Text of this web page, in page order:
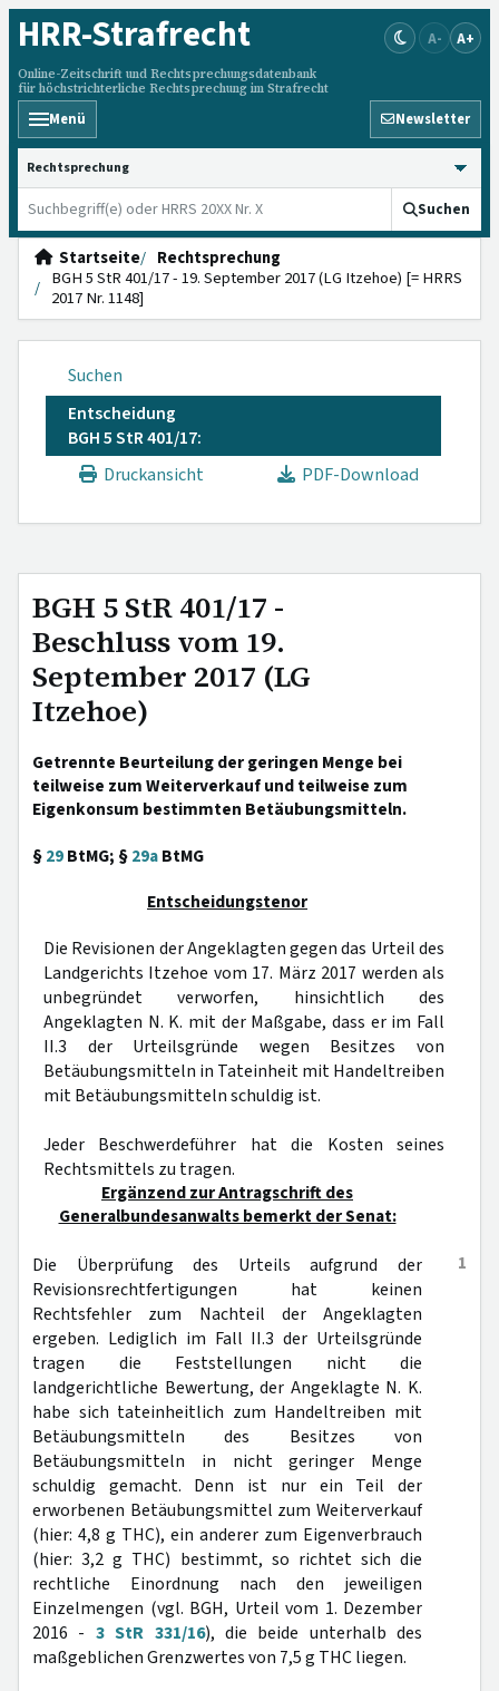
HRR-Strafrecht
Online-Zeitschrift und Rechtsprechungsdatenbank
für höchstrichterliche Rechtsprechung im Strafrecht
A- A+
Menü Newsletter
HRRS durchsuchen
Suchen
Startseite
Rechtsprechung
BGH 5 StR 401/17 - 19. September 2017 (LG Itzehoe) [= HRRS
2017 Nr. 1148]
Suchen
Entscheidung
BGH 5 StR 401/17:
Druckansicht
PDF-Download
BGH 5 StR 401/17 -
Beschluss vom 19.
September 2017 (LG
Itzehoe)
Getrennte Beurteilung der geringen Menge bei
teilweise zum Weiterverkauf und teilweise zum
Eigenkonsum bestimmten Betäubungsmitteln.
§29BtMG; §29aBtMG
Entscheidungstenor
Die Revisionen der Angeklagten gegen das Urteil des
Landgerichts Itzehoe vom 17. März 2017 werden als
unbegründet verworfen, hinsichtlich des
Angeklagten N. K. mit der Maßgabe, dass er im Fall
II.3 der Urteilsgründe wegen Besitzes von
Betäubungsmitteln in Tateinheit mit Handeltreiben
mit Betäubungsmitteln schuldig ist.
Jeder Beschwerdeführer hat die Kosten seines
Rechtsmittels zu tragen.
Ergänzend zur Antragschrift des
Generalbundesanwalts bemerkt der Senat:
1
Die Überprüfung des Urteils aufgrund der
Revisionsrechtfertigungen hat keinen
Rechtsfehler zum Nachteil der Angeklagten
ergeben. Lediglich im Fall II.3 der Urteilsgründe
tragen die Feststellungen nicht die
landgerichtliche Bewertung, der Angeklagte N. K.
habe sich tateinheitlich zum Handeltreiben mit
Betäubungsmitteln des Besitzes von
Betäubungsmitteln in nicht geringer Menge
schuldig gemacht. Denn ist nur ein Teil der
erworbenen Betäubungsmittel zum Weiterverkauf
(hier: 4,8 g THC), ein anderer zum Eigenverbrauch
(hier: 3,2 g THC) bestimmt, so richtet sich die
rechtliche Einordnung nach den jeweiligen
Einzelmengen (vgl. BGH, Urteil vom 1. Dezember
2016 - 3 StR 331/16), die beide unterhalb des
maßgeblichen Grenzwertes von 7,5 g THC liegen.